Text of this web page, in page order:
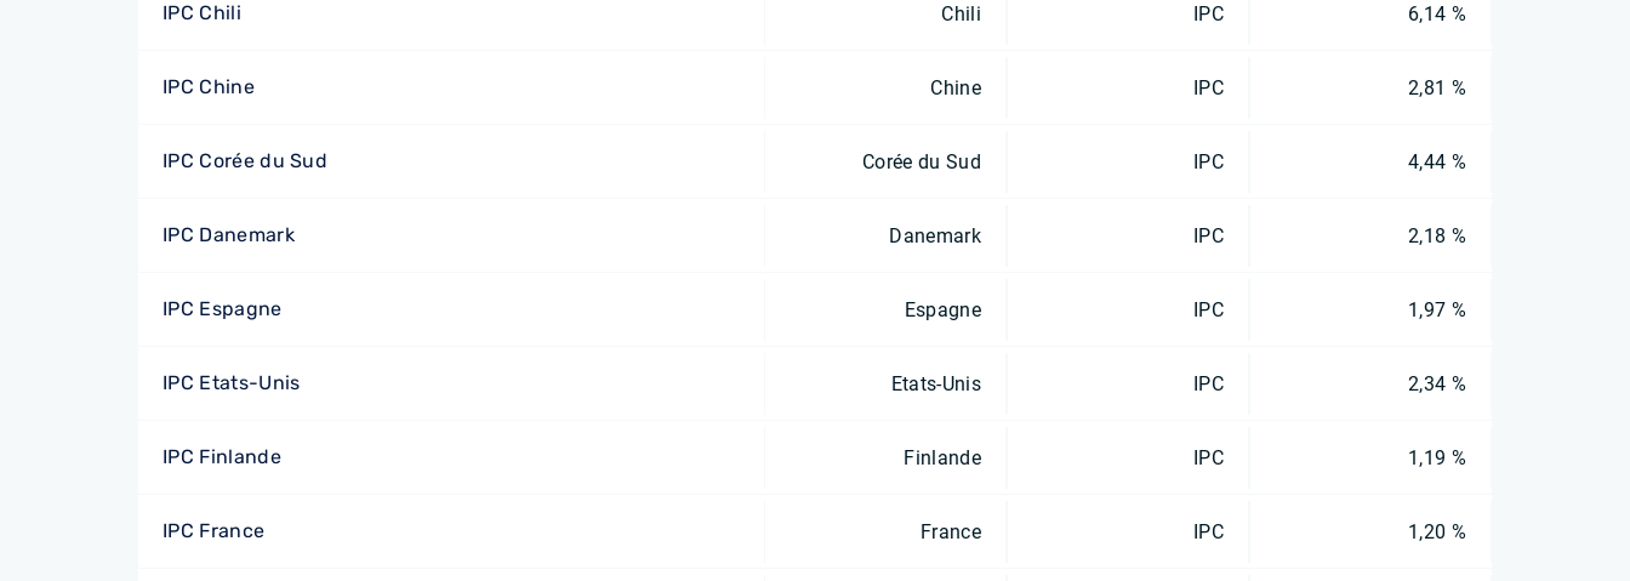
IPC Chili Chili IPC 6,14 %
IPC Chine Chine IPC 2,81 %
IPC Corée du Sud Corée du Sud IPC 4,44 %
IPC Danemark Danemark IPC 2,18 %
IPC Espagne Espagne IPC 1,97 %
IPC Etats-Unis Etats-Unis IPC 2,34 %
IPC Finlande Finlande IPC 1,19 %
IPC France France IPC 1,20 %